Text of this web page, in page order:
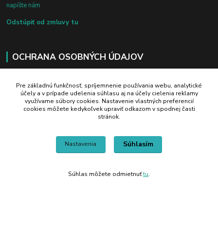
napíšte nám
Odstúpiť od zmluvy tu
OCHRANA OSOBNÝCH ÚDAJOV
ktoré uvediete o svojej osobe, sú chránené v zmysle zákona č.122/2013 Z.z. o ochrane osobných údajov a o
zmene a doplnení niektorých zákonov.
Radi Vám pomôžeme:
+421 908 700 612
Pre základnú funkčnosť, spríjemnenie používania webu, analytické
účely a v prípade udelenia súhlasu aj na účely cielenia reklamy
využívame súbory cookies. Nastavenie vlastných preferencií
cookies môžete kedykoľvek upraviť odkazom v spodnej časti
stránok.
Nastavenia Súhlasím
Súhlas môžete odmietnuťtu.